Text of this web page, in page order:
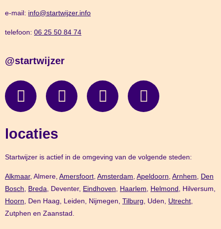
e-mail: info@startwijzer.info
telefoon: 06 25 50 84 74
@startwijzer
locaties
Startwijzer is actief in de omgeving van de volgende steden:
Alkmaar, Almere, Amersfoort Amsterdam Apeldoorn Arnhem
Den
Bosch,
Breda , Deventer, Eindhoven Haarlem Helmond , Hilversum,
Hoorn , Den Haag, Leiden, Nijmegen, Tilburg , Uden, Utrecht
Zutphen en Zaanstad.